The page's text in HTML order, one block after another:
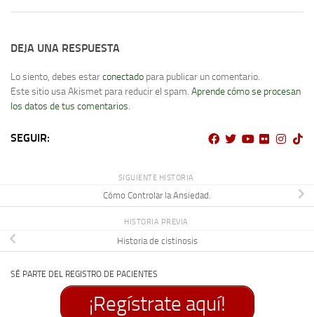
DEJA UNA RESPUESTA
Lo siento, debes estarconectado para publicar un comentario.
Este sitio usa Akismet para reducir el spam. Aprende cómo se procesan
los datos de tus comentarios.
SEGUIR:
SIGUIENTE HISTORIA
Cómo Controlar la Ansiedad.
HISTORIA PREVIA
Historia de cistinosis
SÉ PARTE DEL REGISTRO DE PACIENTES
¡Regístrate aquí!